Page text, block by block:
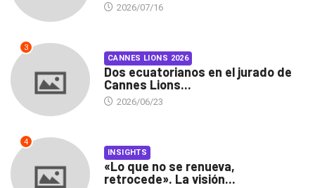
2026/07/16
3
CANNES LIONS 2026
Dos ecuatorianos en el jurado de
Cannes Lions...
2026/06/23
4
INSIGHTS
«Lo que no se renueva,
retrocede». La visión...